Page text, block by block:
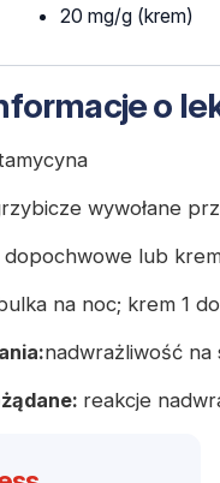
20 mg/g (krem)
o
wywołane
lub
na noc; krem 1
nadwrażliwość na
reakcje